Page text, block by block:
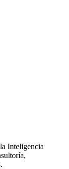
Inteligencia